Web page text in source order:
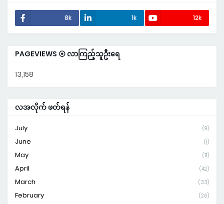
8k 1k 12k
PAGEVIEWS ⦿ လာကြည့်သူဦးရေ
13,158
လအလိုက် ဖတ်ရန်
July (9)
June (1)
May (11)
April (42)
March (33)
February (26)